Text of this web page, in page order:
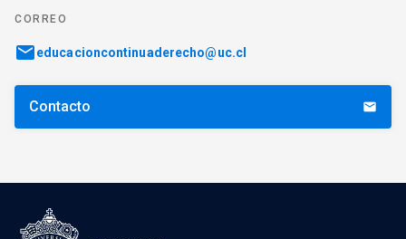
CORREO
emaileducacioncontinuaderecho@uc.cl
Contacto email